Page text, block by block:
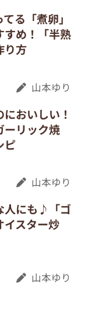
る「煮卵」
すめ！「半熟
り方
山本ゆり
おいしい！
ーリック焼
ピ
山本ゆり
人にも♪「ゴ
イスター炒
山本ゆり